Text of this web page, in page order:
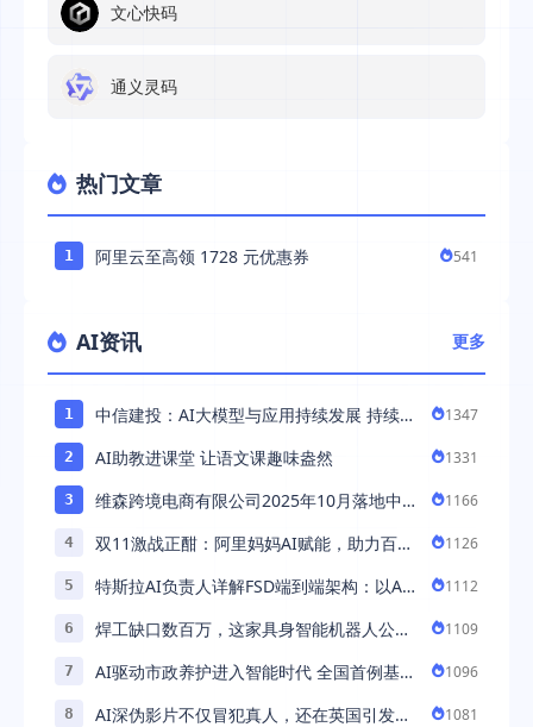
文心快码
通义灵码
热门文章
1 阿里云至高领 1728 元优惠券 541
AI资讯 更多
1
中信建投：AI大模型与应用持续发展 持续推
1347
2 AI助教进课堂 让语文课趣味盎然 1331
3
维森跨境电商有限公司2025年10月落地中国
1166
4
双11激战正酣：阿里妈妈AI赋能，助力百万
1126
5
特斯拉AI负责人详解FSD端到端架构：以AI
1112
6
焊工缺口数百万，这家具身智能机器人公司
1109
7
AI驱动市政养护进入智能时代 全国首例基于
1096
8
AI深伪影片不仅冒犯真人，还在英国引发环
1081